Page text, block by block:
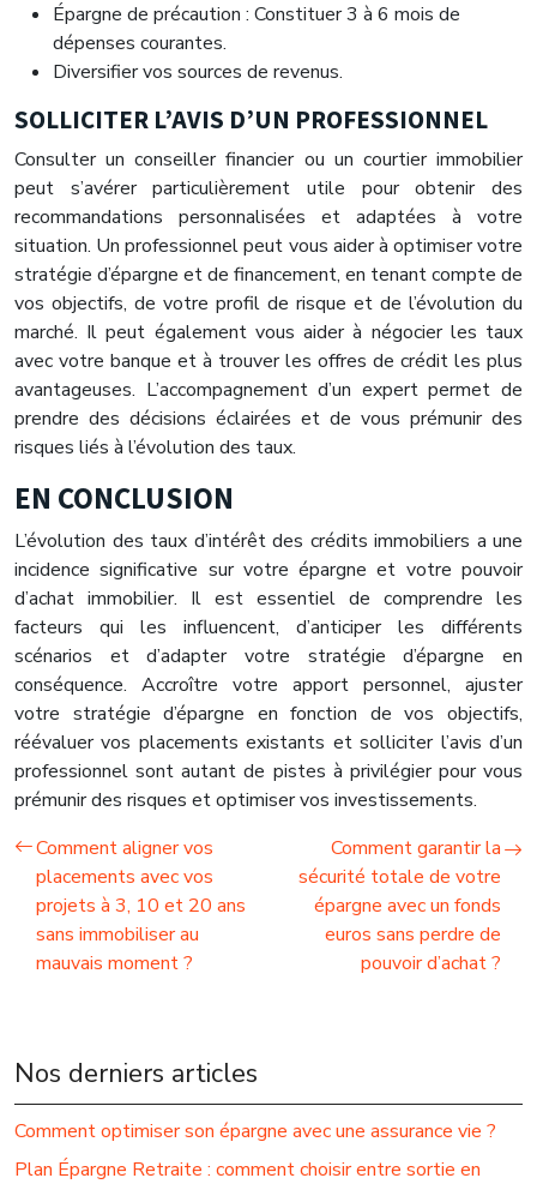
Épargne de précaution : Constituer 3 à 6 mois de
dépenses courantes.
Diversifier vos sources de revenus.
SOLLICITER L’AVIS D’UN PROFESSIONNEL
Consulter un conseiller financier ou un courtier immobilier
peut s’avérer particulièrement utile pour obtenir des
recommandations personnalisées et adaptées à votre
situation. Un professionnel peut vous aider à optimiser votre
stratégie d’épargne et de financement, en tenant compte de
vos objectifs, de votre profil de risque et de l’évolution du
marché. Il peut également vous aider à négocier les taux
avec votre banque et à trouver les offres de crédit les plus
avantageuses. L’accompagnement d’un expert permet de
prendre des décisions éclairées et de vous prémunir des
risques liés à l’évolution des taux.
EN CONCLUSION
L’évolution des taux d’intérêt des crédits immobiliers a une
incidence significative sur votre épargne et votre pouvoir
d’achat immobilier. Il est essentiel de comprendre les
facteurs qui les influencent, d’anticiper les différents
scénarios et d’adapter votre stratégie d’épargne en
conséquence. Accroître votre apport personnel, ajuster
votre stratégie d’épargne en fonction de vos objectifs,
réévaluer vos placements existants et solliciter l’avis d’un
professionnel sont autant de pistes à privilégier pour vous
prémunir des risques et optimiser vos investissements.
Comment aligner vos
placements avec vos
projets à 3, 10 et 20 ans
sans immobiliser au
mauvais moment ?
Comment garantir la
sécurité totale de votre
épargne avec un fonds
euros sans perdre de
pouvoir d’achat ?
Nos derniers articles
Comment optimiser son épargne avec une assurance vie ?
Plan Épargne Retraite : comment choisir entre sortie en